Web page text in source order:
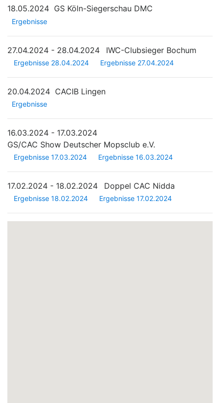
18.05.2024 GS Köln-Siegerschau DMC
Ergebnisse
27.04.2024 - 28.04.2024 IWC-Clubsieger Bochum
Ergebnisse 28.04.2024 Ergebnisse 27.04.2024
20.04.2024 CACIB Lingen
Ergebnisse
16.03.2024 - 17.03.2024
GS/CAC Show Deutscher Mopsclub e.V.
Ergebnisse 17.03.2024 Ergebnisse 16.03.2024
17.02.2024 - 18.02.2024 Doppel CAC Nidda
Ergebnisse 18.02.2024 Ergebnisse 17.02.2024